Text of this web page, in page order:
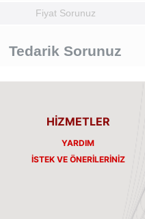
Fiyat Sorunuz
Tedarik Sorunuz
HİZMETLER
YARDIM
İSTEK VE ÖNERILERINIZ